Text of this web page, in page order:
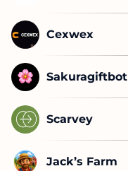
Cexwex
Sakuragiftbot
Scarvey
Jack’s Farm